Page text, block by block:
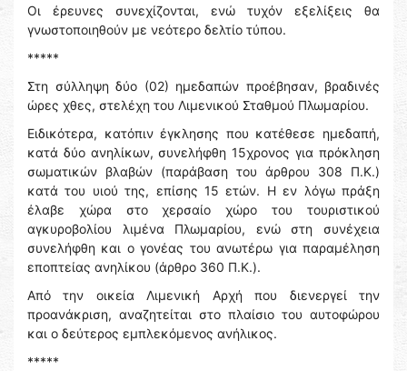
Οι έρευνες συνεχίζονται, ενώ τυχόν εξελίξεις θα
γνωστοποιηθούν με νεότερο δελτίο τύπου.
*****
Στη σύλληψη δύο (02) ημεδαπών προέβησαν, βραδινές
ώρες χθες, στελέχη του Λιμενικού Σταθμού Πλωμαρίου.
Ειδικότερα, κατόπιν έγκλησης που κατέθεσε ημεδαπή,
κατά δύο ανηλίκων, συνελήφθη 15χρονος για πρόκληση
σωματικών βλαβών (παράβαση του άρθρου 308 Π.Κ.)
κατά του υιού της, επίσης 15 ετών. Η εν λόγω πράξη
έλαβε χώρα στο χερσαίο χώρο του τουριστικού
αγκυροβολίου λιμένα Πλωμαρίου, ενώ στη συνέχεια
συνελήφθη και ο γονέας του ανωτέρω για παραμέληση
εποπτείας ανηλίκου (άρθρο 360 Π.Κ.).
Από την οικεία Λιμενική Αρχή που διενεργεί την
προανάκριση, αναζητείται στο πλαίσιο του αυτοφώρου
και ο δεύτερος εμπλεκόμενος ανήλικος.
*****